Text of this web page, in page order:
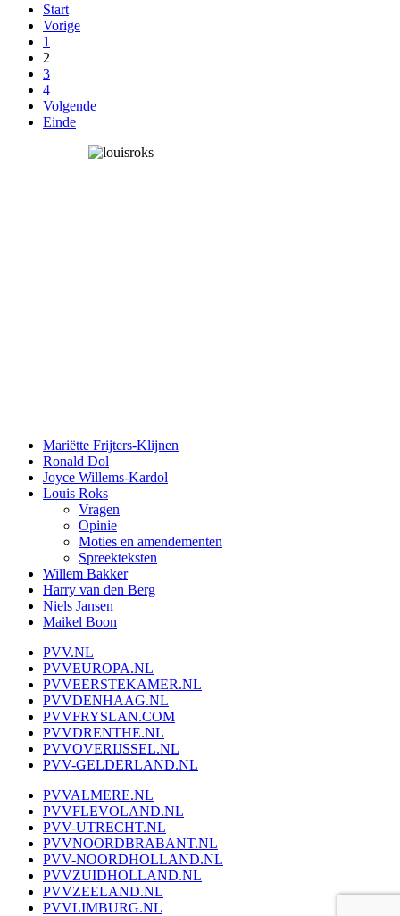
Start
Vorige
1
2
3
4
Volgende
Einde
Mariëtte Frijters-Klijnen
Ronald Dol
Joyce Willems-Kardol
Louis Roks
Vragen
Opinie
Moties en amendementen
Spreekteksten
Willem Bakker
Harry van den Berg
Niels Jansen
Maikel Boon
PVV.NL
PVVEUROPA.NL
PVVEERSTEKAMER.NL
PVVDENHAAG.NL
PVVFRYSLAN.COM
PVVDRENTHE.NL
PVVOVERIJSSEL.NL
PVV-GELDERLAND.NL
PVVALMERE.NL
PVVFLEVOLAND.NL
PVV-UTRECHT.NL
PVVNOORDBRABANT.NL
PVV-NOORDHOLLAND.NL
PVVZUIDHOLLAND.NL
PVVZEELAND.NL
PVVLIMBURG.NL